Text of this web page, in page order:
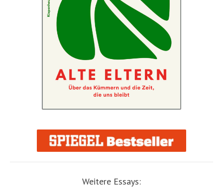
Weitere Essays: